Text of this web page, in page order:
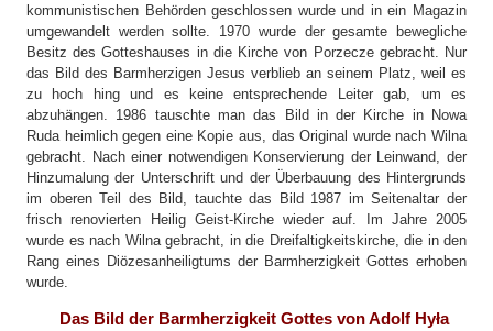
kommunistischen Behörden geschlossen wurde und in ein Magazin
umgewandelt werden sollte. 1970 wurde der gesamte bewegliche
Besitz des Gotteshauses in die Kirche von Porzecze gebracht. Nur
das Bild des Barmherzigen Jesus verblieb an seinem Platz, weil es
zu hoch hing und es keine entsprechende Leiter gab, um es
abzuhängen. 1986 tauschte man das Bild in der Kirche in Nowa
Ruda heimlich gegen eine Kopie aus, das Original wurde nach Wilna
gebracht. Nach einer notwendigen Konservierung der Leinwand, der
Hinzumalung der Unterschrift und der Überbauung des Hintergrunds
im oberen Teil des Bild, tauchte das Bild 1987 im Seitenaltar der
frisch renovierten Heilig Geist-Kirche wieder auf. Im Jahre 2005
wurde es nach Wilna gebracht, in die Dreifaltigkeitskirche, die in den
Rang eines Diözesanheiligtums der Barmherzigkeit Gottes erhoben
wurde.
Das Bild der Barmherzigkeit Gottes von Adolf Hyła